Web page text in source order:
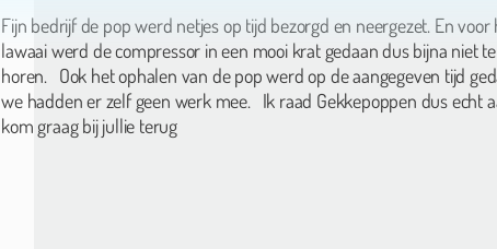
lawaai werd de compressor in een mooi krat gedaan dus bijna niet te
horen. Ook het ophalen van de pop werd op de aangegeven tijd
we hadden er zelf geen werk mee. Ik raad Gekkepoppen dus echt
kom graag bij jullie terug